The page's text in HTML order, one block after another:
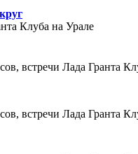
Клуба на Урале
встречи Лада Гранта
встречи Лада Гранта